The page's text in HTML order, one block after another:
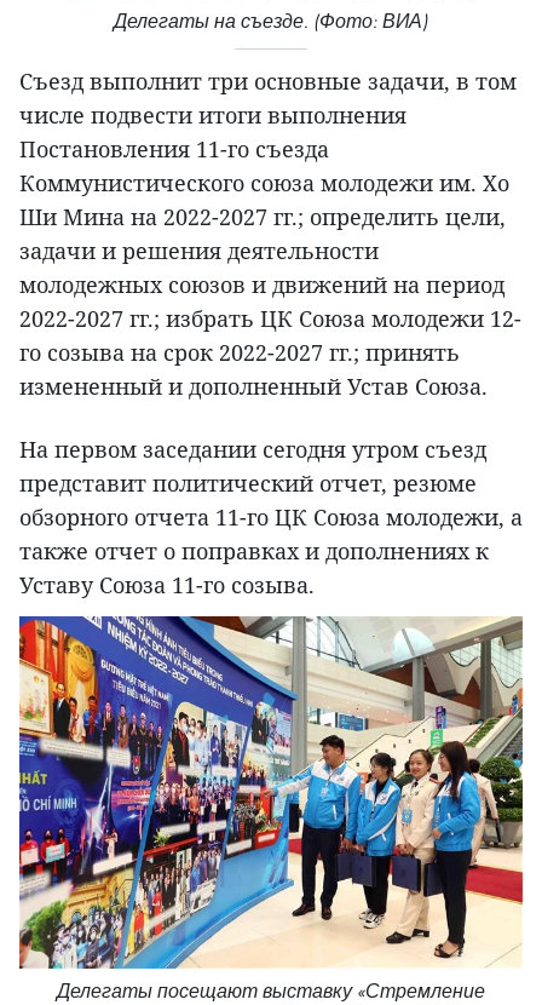
Делегаты на съезде. (Фото: ВИА)
Съезд выполнит три основные задачи, в том
числе подвести итоги выполнения
Постановления 11-го съезда
Коммунистического союза молодежи им. Хо
Ши Мина на 2022-2027 гг.; определить цели,
задачи и решения деятельности
молодежных союзов и движений на период
2022-2027 гг.; избрать ЦК Союза молодежи 12-
го созыва на срок 2022-2027 гг.; принять
измененный и дополненный Устав Союза.
На первом заседании сегодня утром съезд
представит политический отчет, резюме
обзорного отчета 11-го ЦК Союза молодежи, а
также отчет о поправках и дополнениях к
Уставу Союза 11-го созыва.
Делегаты посещают выставку «Стремление